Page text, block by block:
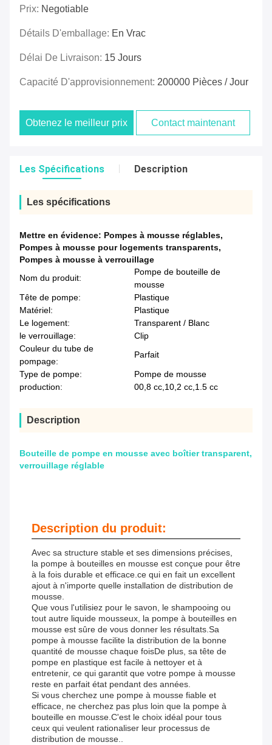
Prix: Negotiable
Détails D'emballage: En Vrac
Délai De Livraison: 15 Jours
Capacité D'approvisionnement: 200000 Pièces / Jour
Obtenez le meilleur prix Contact maintenant
Les Spécifications Description
Les spécifications
Mettre en évidence: Pompes à mousse réglables,
Pompes à mousse pour logements transparents,
Pompes à mousse à verrouillage
Nom du produit:
Pompe de bouteille de
mousse
Tête de pompe:
Plastique
Matériel:
Plastique
Le logement:
Transparent / Blanc
le verrouillage:
Clip
Couleur du tube de
pompage:
Parfait
Type de pompe:
Pompe de mousse
production:
00,8 cc,10,2 cc,1.5 cc
Description
Bouteille de pompe en mousse avec boîtier transparent,
verrouillage réglable
Description du produit:
Avec sa structure stable et ses dimensions précises,
la pompe à bouteilles en mousse est conçue pour être
à la fois durable et efficace.ce qui en fait un excellent
ajout à n'importe quelle installation de distribution de
mousse.
Que vous l'utilisiez pour le savon, le shampooing ou
tout autre liquide mousseux, la pompe à bouteilles en
mousse est sûre de vous donner les résultats.Sa
pompe à mousse facilite la distribution de la bonne
quantité de mousse chaque foisDe plus, sa tête de
pompe en plastique est facile à nettoyer et à
entretenir, ce qui garantit que votre pompe à mousse
reste en parfait état pendant des années.
Si vous cherchez une pompe à mousse fiable et
efficace, ne cherchez pas plus loin que la pompe à
bouteille en mousse.C'est le choix idéal pour tous
ceux qui veulent rationaliser leur processus de
distribution de mousse..